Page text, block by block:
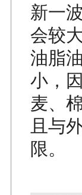
新一
会较
油脂
小，
麦、
且与
限。